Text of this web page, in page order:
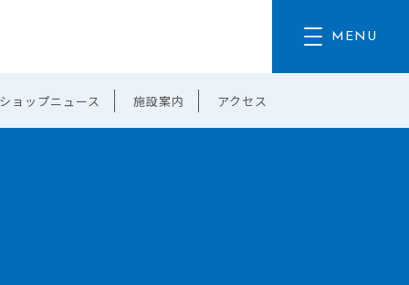
ョップニュース 施設案内 アクセス